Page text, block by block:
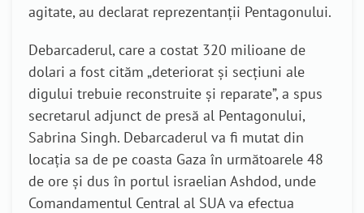
agitate, au declarat reprezentanții Pentagonului.
Debarcaderul, care a costat 320 milioane de
dolari a fost cităm „deteriorat și secțiuni ale
digului trebuie reconstruite și reparate”, a spus
secretarul adjunct de presă al Pentagonului,
Sabrina Singh. Debarcaderul va fi mutat din
locația sa de pe coasta Gaza în următoarele 48
de ore și dus în portul israelian Ashdod, unde
Comandamentul Central al SUA va efectua